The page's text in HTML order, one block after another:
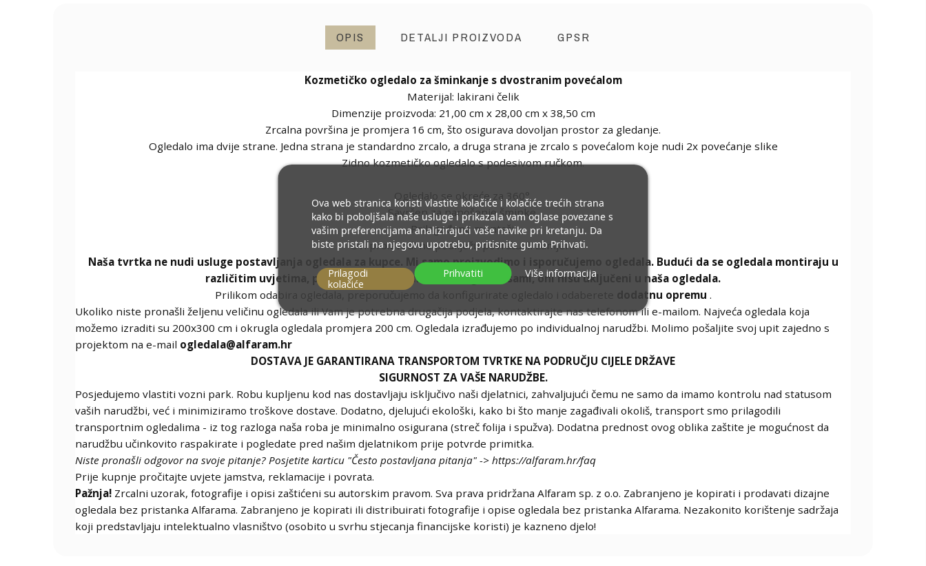
OPIS DETALJI PROIZVODA GPSR
Kozmetičko ogledalo za šminkanje s dvostranim povećalom
Materijal: lakirani čelik
Dimenzije proizvoda: 21,00 cm x 28,00 cm x 38,50 cm
Zrcalna površina je promjera 16 cm, što osigurava dovoljan prostor za gledanje.
Ogledalo ima dvije strane. Jedna strana je standardno zrcalo, a druga strana je zrcalo s povećalom koje nudi 2x povećanje slike
Zidno kozmetičko ogledalo s podesivom ručkom.
Ogledalo se okreće za 360°.
Savršen za nanošenje šminke.
Prilagođeno montaži.
Ovi proizvodi ne podliježu povratu ili zamjeni.
Naša tvrtka ne nudi usluge postavljanja ogledala za kupce. Mi samo proizvodimo i isporučujemo ogledala. Budući da se ogledala montiraju u
različitim uvjetima, pribor za montažu morate osigurati sami, oni nisu uključeni u naša ogledala.
Prilikom odabira ogledala, preporučujemo da konfigurirate ogledalo i odaberete
dodatnu opremu .
Ukoliko niste pronašli željenu veličinu ogledala ili Vam je potrebna drugačija podjela, kontaktirajte nas telefonom ili e-mailom. Najveća ogledala koja
možemo izraditi su 200x300 cm i okrugla ogledala promjera 200 cm. Ogledala izrađujemo po individualnoj narudžbi. Molimo pošaljite svoj upit zajedno s
projektom na e-mail ogledala@alfaram.hr
DOSTAVA JE GARANTIRANA TRANSPORTOM TVRTKE NA PODRUČJU CIJELE DRŽAVE
SIGURNOST ZA VAŠE NARUDŽBE.
Posjedujemo vlastiti vozni park. Robu kupljenu kod nas dostavljaju isključivo naši djelatnici, zahvaljujući čemu ne samo da imamo kontrolu nad statusom
vaših narudžbi, već i minimiziramo troškove dostave. Dodatno, djelujući ekološki, kako bi što manje zagađivali okoliš, transport smo prilagodili
transportnim ogledalima - iz tog razloga naša roba je minimalno osigurana (streč folija i spužva). Dodatna prednost ovog oblika zaštite je mogućnost da
narudžbu učinkovito raspakirate i pogledate pred našim djelatnikom prije potvrde primitka.
Niste pronašli odgovor na svoje pitanje? Posjetite karticu "Često postavljana pitanja" -> https://alfaram.hr/faq
Prije kupnje pročitajte uvjete jamstva, reklamacije i povrata.
Pažnja! Zrcalni uzorak, fotografije i opisi zaštićeni su autorskim pravom. Sva prava pridržana Alfaram sp. z o.o. Zabranjeno je kopirati i prodavati dizajne
ogledala bez pristanka Alfarama. Zabranjeno je kopirati ili distribuirati fotografije i opise ogledala bez pristanka Alfarama. Nezakonito korištenje sadržaja
koji predstavljaju intelektualno vlasništvo (osobito u svrhu stjecanja financijske koristi) je kazneno djelo!
Ova web stranica koristi vlastite kolačiće i kolačiće trećih strana
kako bi poboljšala naše usluge i prikazala vam oglase povezane s
vašim preferencijama analizirajući vaše navike pri kretanju. Da
biste pristali na njegovu upotrebu, pritisnite gumb Prihvati.
Više informacija
Prilagodi
kolačiće
Prihvatiti